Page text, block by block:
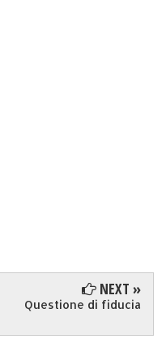
NEXT »
Questione di fiducia